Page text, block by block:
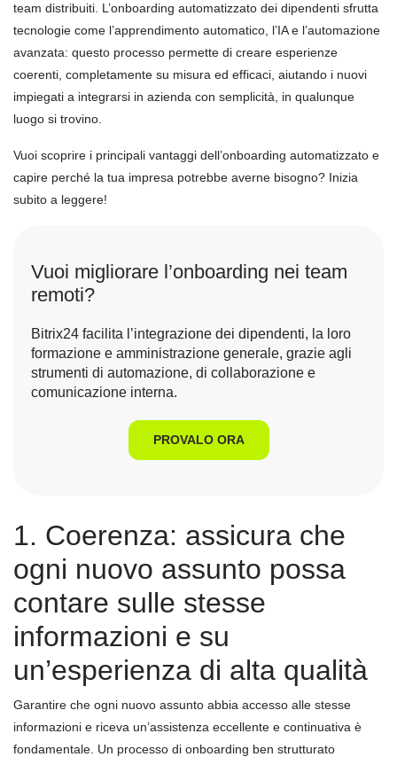
team distribuiti. L’onboarding automatizzato dei dipendenti sfrutta
tecnologie come l’apprendimento automatico, l’IA e l’automazione
avanzata: questo processo permette di creare esperienze
coerenti, completamente su misura ed efficaci, aiutando i nuovi
impiegati a integrarsi in azienda con semplicità, in qualunque
luogo si trovino.
Vuoi scoprire i principali vantaggi dell’onboarding automatizzato e
capire perché la tua impresa potrebbe averne bisogno? Inizia
subito a leggere!
Vuoi migliorare l’onboarding nei team
remoti?
Bitrix24 facilita l’integrazione dei dipendenti, la loro
formazione e amministrazione generale, grazie agli
strumenti di automazione, di collaborazione e
comunicazione interna.
PROVALO ORA
1. Coerenza: assicura che
ogni nuovo assunto possa
contare sulle stesse
informazioni e su
un’esperienza di alta qualità
Garantire che ogni nuovo assunto abbia accesso alle stesse
informazioni e riceva un’assistenza eccellente e continuativa è
fondamentale. Un processo di onboarding ben strutturato